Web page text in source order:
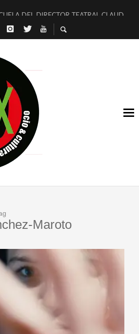
DEL DIRECTOR TEATRAL CLAUDIO
NADA) DE LA KATARSIS DEL TOMATAZO
REINVENTAN [BITÁCORA 3.0] EN EXVITA
PRESENTA EN EXVITA [RELATIVA
EN EXVITA INTERPRETANDO A SERRAT
[CURSO DE ARMONÍA PERSECUTORIA]
SARE NOS EXPLICA [DESCASADA]
TENGO PUTOS SUEÑOS»
Maroto